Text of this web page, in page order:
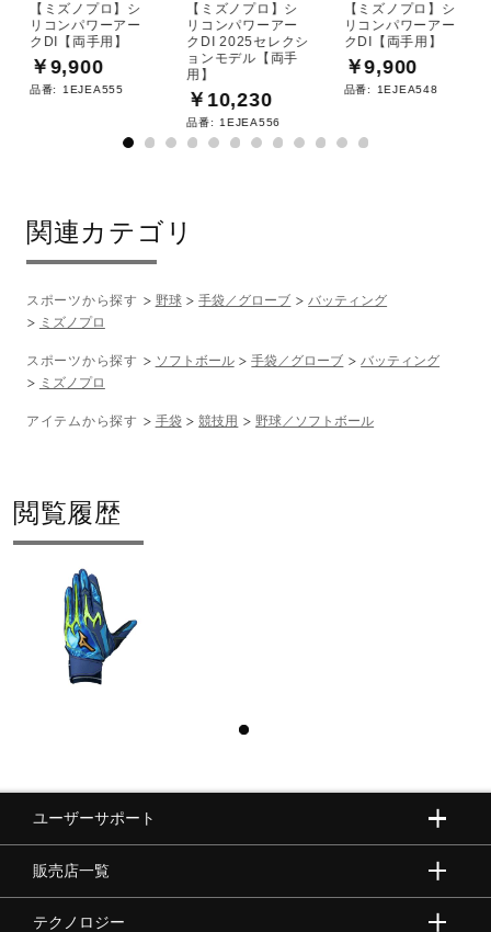
【ミズノプロ】シ
リコンパワーアー
クDI【両手用】
￥9,900
品番: 1EJEA555
【ミズノプロ】シ
リコンパワーアー
クDI 2025セレクシ
ョンモデル【両手
用】
￥10,230
品番: 1EJEA556
【ミズノプロ】シ
リコンパワーアー
クDI【両手用】
￥9,900
品番: 1EJEA548
関連カテゴリ
スポーツから探す 野球 手袋／グローブ
バッティング
ミズノプロ
スポーツから探す ソフトボール 手袋／グローブ
バッティング
ミズノプロ
アイテムから探す 手袋 競技用 野球／ソフトボール
閲覧履歴
ユーザーサポート
販売店一覧
テクノロジー